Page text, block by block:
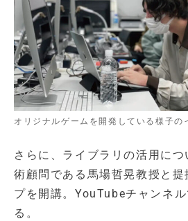
オリジナルゲームを開発している様子の
さらに、ライブラリの活用につ
術顧問である馬場哲晃教授と提
プを開講。YouTubeチャンネ
る。